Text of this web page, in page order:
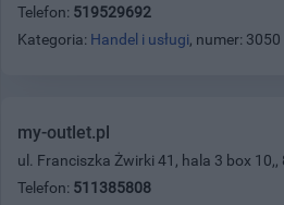
Telefon: 519529692
Kategoria: Handel i usługi, numer: 3050
my-outlet.pl
ul. Franciszka Żwirki 41, hala 3 box 10,,
Telefon: 511385808